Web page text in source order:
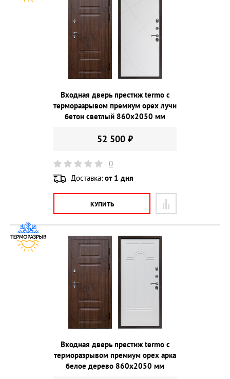
Входная дверь престиж termo с
терморазрывом премиум орех лучи
бетон светлый 860х2050 мм
52 500 ₽
0
Доставка: от 1 дня
КУПИТЬ
Входная дверь престиж termo с
терморазрывом премиум орех арка
белое дерево 860х2050 мм